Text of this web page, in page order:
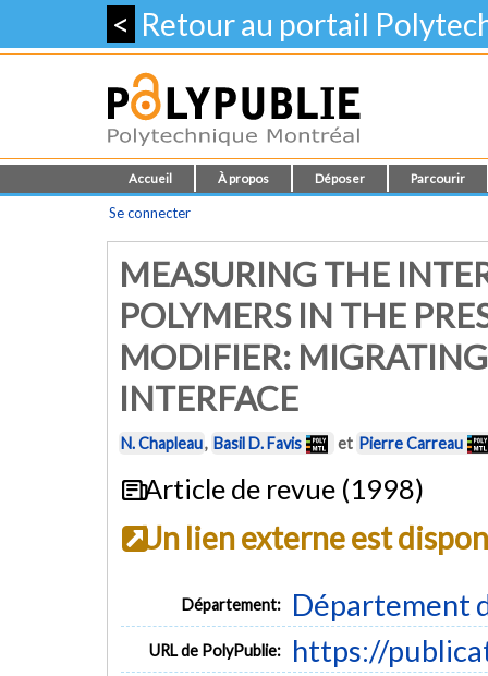
< Retour au portail
Accueil À propos Déposer Parcourir
Se connecter
MEASURING THE
POLYMERS IN THE
MODIFIER:
INTERFACE
N. Chapleau, Basil D. Favis et Pierre Carreau
Article de revue (1998)
Un lien externe est
Département: Département
URL de PolyPublie: https://